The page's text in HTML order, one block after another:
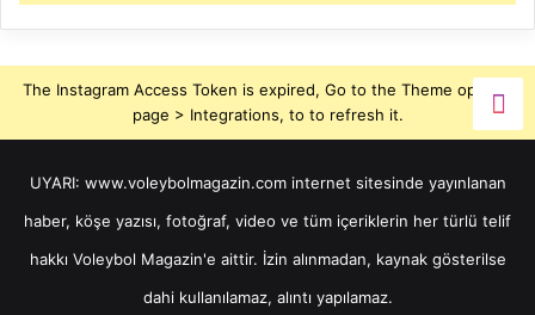
The Instagram Access Token is expired, Go to the Theme options
page > Integrations, to to refresh it.
UYARI: www.voleybolmagazin.com internet sitesinde yayınlanan
haber, köşe yazısı, fotoğraf, video ve tüm içeriklerin her türlü telif
hakkı Voleybol Magazin'e aittir. İzin alınmadan, kaynak gösterilse
dahi kullanılamaz, alıntı yapılamaz.